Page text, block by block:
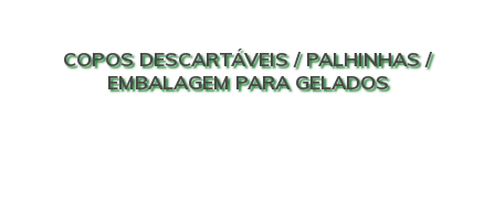
COPOS DESCARTÁVEIS / PALHINHAS /
EMBALAGEM PARA GELADOS